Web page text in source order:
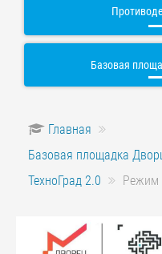
Базовая
Главная
Базовая площадка
ТехноГрад 2.0
Режим